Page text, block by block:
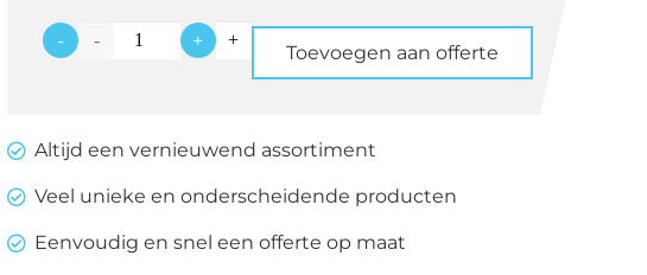
-
Tafelmes
+ Toevoegen aan offerte
Altijd een vernieuwend assortiment
Veel unieke en onderscheidende producten
Eenvoudig en snel een offerte op maat